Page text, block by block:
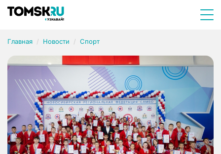
Главная Новости Спорт